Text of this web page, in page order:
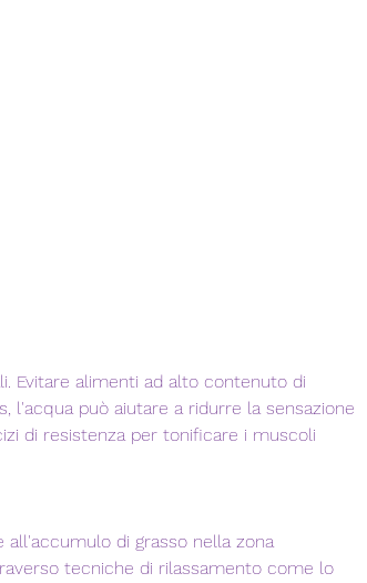
l'acqua può aiutare a ridurre la sensazione
di resistenza per tonificare i muscoli
di grasso nella zona
tecniche di rilassamento come lo